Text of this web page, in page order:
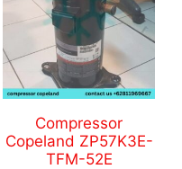
Compressor
Copeland ZP57K3E-
TFM-52E